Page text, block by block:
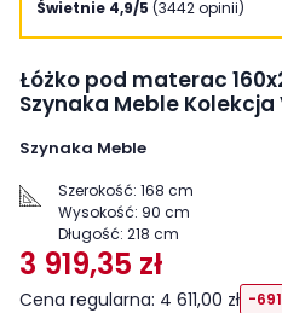
Świetnie 4,9/5 (3442 opinii)
Łóżko pod materac
Szynaka Meble
Szynaka Meble
Szerokość: 168 cm
Wysokość: 90 cm
Długość: 218 cm
3 919,35 zł
Cena regularna: 4 611,00 zł -